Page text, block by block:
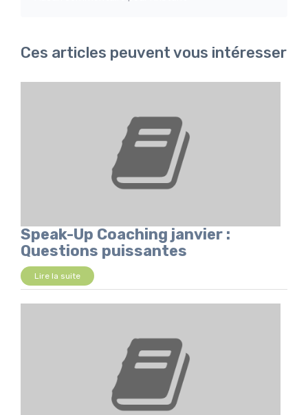
Ces articles peuvent vous intéresser
Speak-Up Coaching janvier :
Questions puissantes
Lire la suite